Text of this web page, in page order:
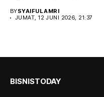
BYSYAIFUL AMRI
JUMAT, 12 JUNI 2026, 21:37
BISNISTODAY